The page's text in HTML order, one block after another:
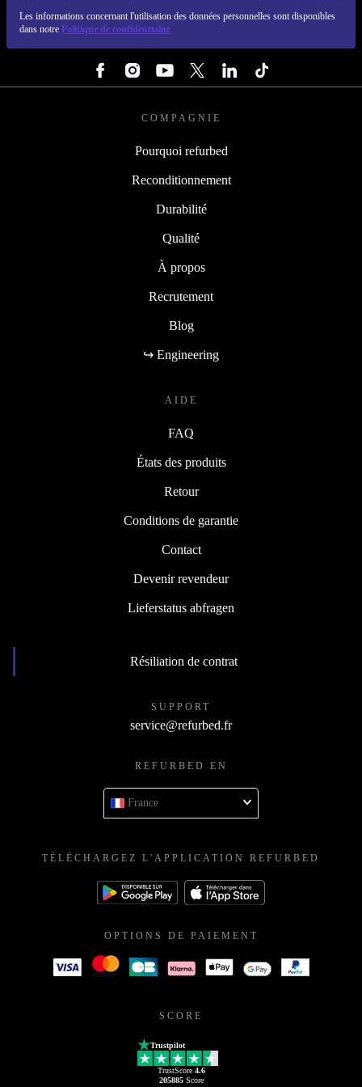
Les informations concernant l'utilisation des données personnelles sont disponibles
dans notre Politique de confidentialité
COMPAGNIE
Pourquoi refurbed
Reconditionnement
Durabilité
Qualité
À propos
Recrutement
Blog
↪ Engineering
AIDE
FAQ
États des produits
Retour
Conditions de garantie
Contact
Devenir revendeur
Lieferstatus abfragen
Résiliation de contrat
SUPPORT
service@refurbed.fr
REFURBED EN
France
TÉLÉCHARGEZ L'APPLICATION REFURBED
OPTIONS DE PAIEMENT
SCORE
Trustpilot
TrustScore 4.6
205885Score